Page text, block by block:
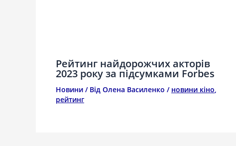
Рейтинг найдорожчих акторів
2023 року за підсумками Forbes
Новини / Від Олена Василенко / новини кіно,
рейтинг